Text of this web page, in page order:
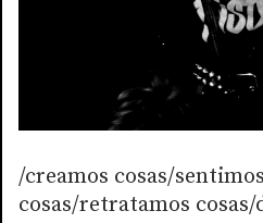
/creamos cosas/
cosas/retratamos